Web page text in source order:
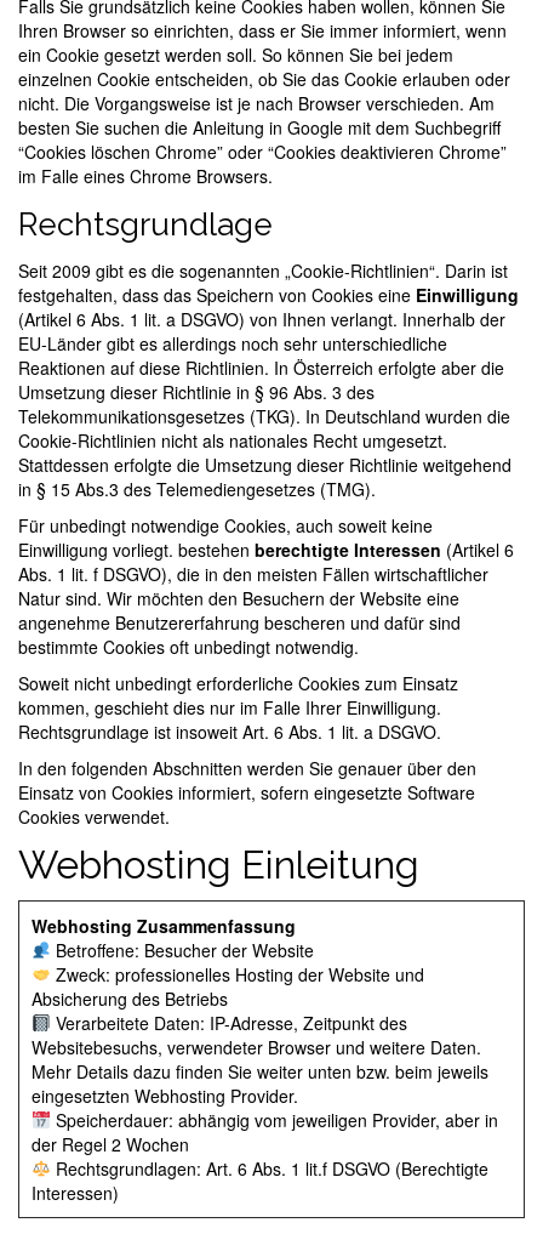
Falls Sie grundsätzlich keine Cookies haben wollen, können Sie
Ihren Browser so einrichten, dass er Sie immer informiert, wenn
ein Cookie gesetzt werden soll. So können Sie bei jedem
einzelnen Cookie entscheiden, ob Sie das Cookie erlauben oder
nicht. Die Vorgangsweise ist je nach Browser verschieden. Am
besten Sie suchen die Anleitung in Google mit dem Suchbegriff
“Cookies löschen Chrome” oder “Cookies deaktivieren Chrome”
im Falle eines Chrome Browsers.
Rechtsgrundlage
Seit 2009 gibt es die sogenannten „Cookie-Richtlinien“. Darin ist
festgehalten, dass das Speichern von Cookies eine Einwilligung
(Artikel 6 Abs. 1 lit. a DSGVO) von Ihnen verlangt. Innerhalb der
EU-Länder gibt es allerdings noch sehr unterschiedliche
Reaktionen auf diese Richtlinien. In Österreich erfolgte aber die
Umsetzung dieser Richtlinie in § 96 Abs. 3 des
Telekommunikationsgesetzes (TKG). In Deutschland wurden die
Cookie-Richtlinien nicht als nationales Recht umgesetzt.
Stattdessen erfolgte die Umsetzung dieser Richtlinie weitgehend
in § 15 Abs.3 des Telemediengesetzes (TMG).
Für unbedingt notwendige Cookies, auch soweit keine
Einwilligung vorliegt. bestehen berechtigte Interessen (Artikel 6
Abs. 1 lit. f DSGVO), die in den meisten Fällen wirtschaftlicher
Natur sind. Wir möchten den Besuchern der Website eine
angenehme Benutzererfahrung bescheren und dafür sind
bestimmte Cookies oft unbedingt notwendig.
Soweit nicht unbedingt erforderliche Cookies zum Einsatz
kommen, geschieht dies nur im Falle Ihrer Einwilligung.
Rechtsgrundlage ist insoweit Art. 6 Abs. 1 lit. a DSGVO.
In den folgenden Abschnitten werden Sie genauer über den
Einsatz von Cookies informiert, sofern eingesetzte Software
Cookies verwendet.
Webhosting Einleitung
Webhosting Zusammenfassung
Betroffene: Besucher der Website
Zweck: professionelles Hosting der Website und
Absicherung des Betriebs
Verarbeitete Daten: IP-Adresse, Zeitpunkt des
Websitebesuchs, verwendeter Browser und weitere Daten.
Mehr Details dazu finden Sie weiter unten bzw. beim jeweils
eingesetzten Webhosting Provider.
Speicherdauer: abhängig vom jeweiligen Provider, aber in
der Regel 2 Wochen
Rechtsgrundlagen: Art. 6 Abs. 1 lit.f DSGVO (Berechtigte
Interessen)